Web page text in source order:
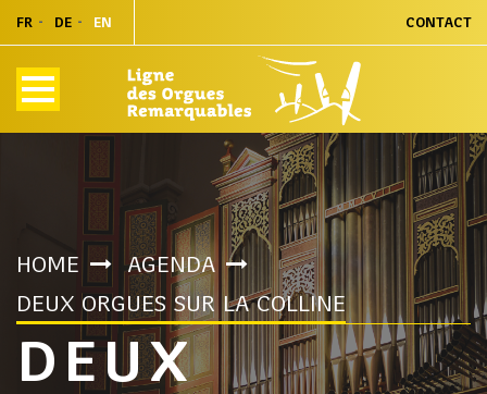
FR DE EN CONTACT
HOME
AGENDA
DEUX ORGUES SUR LA COLLINE
DEUX